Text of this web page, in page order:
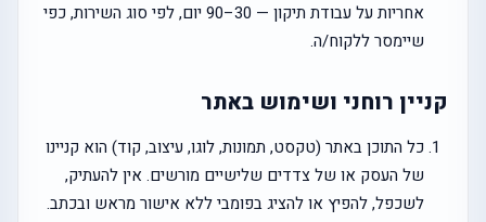
אחריות על עבודת תיקון — 30–90 יום, לפי סוג השירות, כפי
שיימסר ללקוח/ה.
קניין רוחני ושימוש באתר
כל התוכן באתר (טקסט, תמונות, לוגו, עיצוב, קוד) הוא קניינו
של העסק או של צדדים שלישיים מורשים. אין להעתיק,
לשכפל, להפיץ או להציג בפומבי ללא אישור מראש ובכתב.